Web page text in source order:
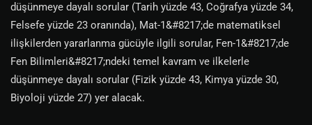
düşünmeye dayalı sorular (Tarih yüzde 43, Coğrafya yüzde 34,
Felsefe yüzde 23 oranında), Mat-1&#8217;de matematiksel
ilişkilerden yararlanma gücüyle ilgili sorular, Fen-1&#8217;de
Fen Bilimleri&#8217;ndeki temel kavram ve ilkelerle
düşünmeye dayalı sorular (Fizik yüzde 43, Kimya yüzde 30,
Biyoloji yüzde 27) yer alacak.